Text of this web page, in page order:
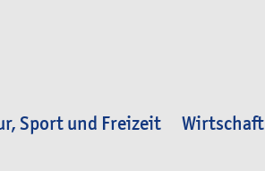
Sport und Freizeit Wirtschaft